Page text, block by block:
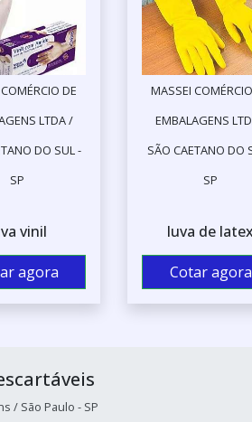
DE
LTDA /
DO SUL -
SP
vinil
agora
MASSEI
EMBALAGENS
SÃO CAETANO DO
SP
luva de latex
Cotar agora
/ São Paulo - SP